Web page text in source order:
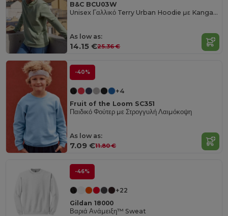
B&C BCU03W
Unisex Γαλλικό Terry Urban Hoodie με Kangaroo Pocket
As low as:
14.15 €25.36 €
-40%
+4
Fruit of the Loom SC351
Παιδικό Φούτερ με Στρογγυλή Λαιμόκοψη
As low as:
7.09 €11.80 €
-46%
+22
Gildan 18000
Βαριά Ανάμειξη™ Sweat